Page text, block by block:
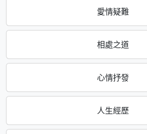
愛情疑難
相處之道
心情抒發
人生經歷